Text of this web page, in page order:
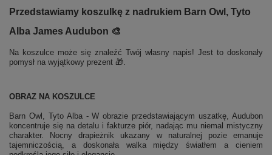
Przedstawiamy koszulkę z nadrukiem Barn Owl, Tyto
Alba James Audubon 🎨
Na koszulce może się znaleźć Twój własny napis! Jest to doskonały
pomysł na wyjątkowy prezent 🎁.
OBRAZ NA KOSZULCE
Barn Owl, Tyto Alba - W obrazie przedstawiającym uszatkę, Audubon
koncentruje się na detalu i fakturze piór, nadając mu niemal mistyczny
charakter. Nocny drapieżnik ukazany w naturalnej pozie emanuje
tajemniczością, a doskonała walka między światłem a cieniem